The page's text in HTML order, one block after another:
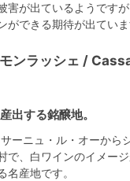
害が出ているようです
ができる期待が出ていま
ンラッシェ /
出する銘醸地。
ーニュ・ル・オーから
で、白ワインのイメー
名産地です。